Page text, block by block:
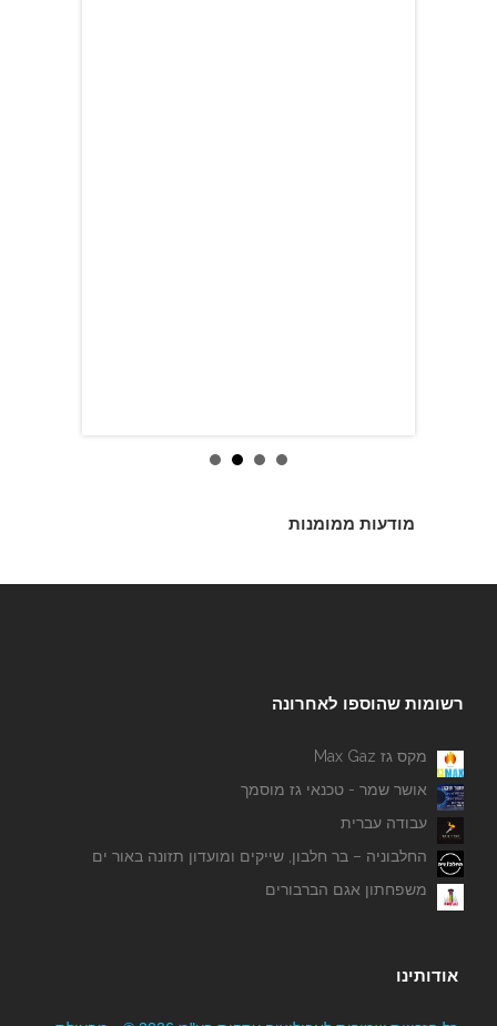
מודעות ממומנות
רשומות שהוספו לאחרונה
מקס גז Max Gaz
אושר שמר - טכנאי גז מוסמך
עבודה עברית
החלבוניה – בר חלבון, שייקים ומועדון תזונה באור ים
משפחתון אגם הברבורים
אודותינו